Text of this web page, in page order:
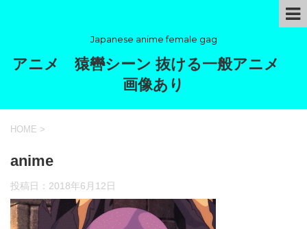
Japanese anime female gag
アニメ 猿轡シーン 抜ける一般アニメ
画像あり
HOME >
anime
投稿日： 2018年6月12日